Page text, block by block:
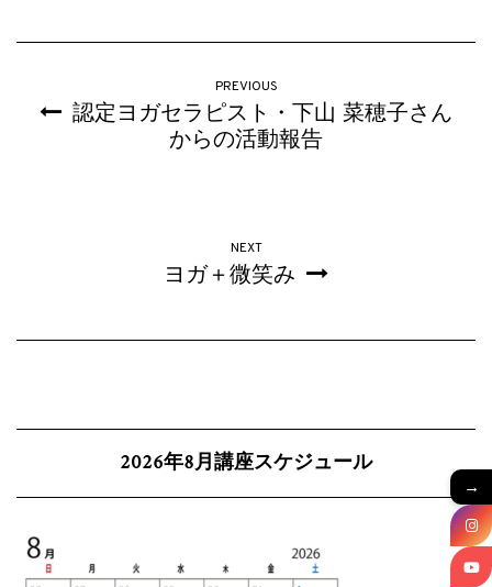
PREVIOUS
認定ヨガセラピスト・下⼭ 菜穂⼦さん
からの活動報告
NEXT
ヨガ＋微笑み
2026年8月講座スケジュール
→